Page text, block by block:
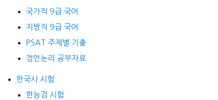
국가직 9급 국어
지방직 9급 국어
PSAT 주제별 기출
정언논리 공부자료
한국사 시험
한능검 시험